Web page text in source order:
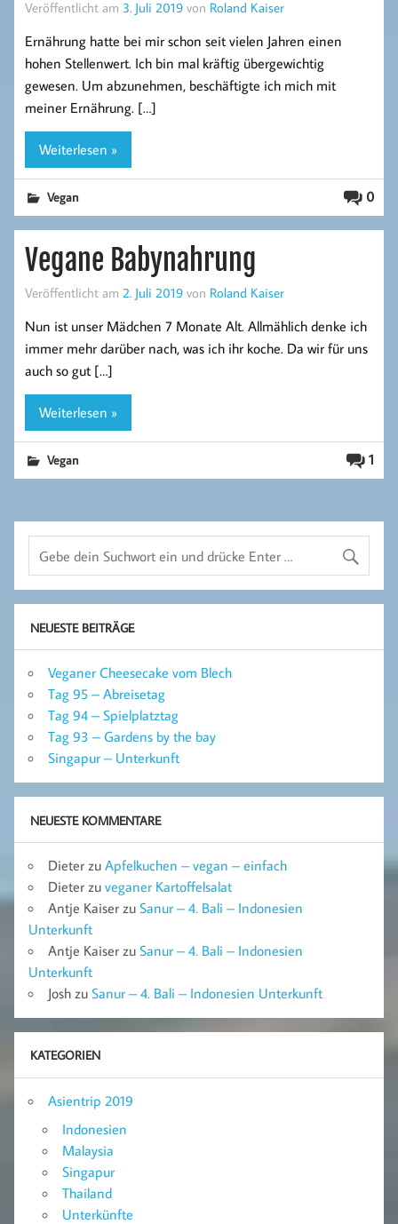
Veröffentlicht am 3. Juli 2019 von Roland Kaiser
Ernährung hatte bei mir schon seit vielen Jahren einen
hohen Stellenwert. Ich bin mal kräftig übergewichtig
gewesen. Um abzunehmen, beschäftigte ich mich mit
meiner Ernährung. […]
Weiterlesen »
0
Vegan
Vegane Babynahrung
Veröffentlicht am 2. Juli 2019 von Roland Kaiser
Nun ist unser Mädchen 7 Monate Alt. Allmählich denke ich
immer mehr darüber nach, was ich ihr koche. Da wir für uns
auch so gut […]
Weiterlesen »
1
Vegan
NEUESTE BEITRÄGE
Veganer Cheesecake vom Blech
Tag 95 – Abreisetag
Tag 94 – Spielplatztag
Tag 93 – Gardens by the bay
Singapur – Unterkunft
NEUESTE KOMMENTARE
Dieter zu Apfelkuchen – vegan – einfach
Dieter zu veganer Kartoffelsalat
Antje Kaiser zu Sanur – 4. Bali – Indonesien
Unterkunft
Antje Kaiser zu Sanur – 4. Bali – Indonesien
Unterkunft
Josh zu Sanur – 4. Bali – Indonesien Unterkunft
KATEGORIEN
Asientrip 2019
Indonesien
Malaysia
Singapur
Thailand
Unterkünfte